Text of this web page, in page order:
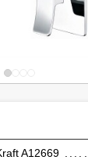
A12669